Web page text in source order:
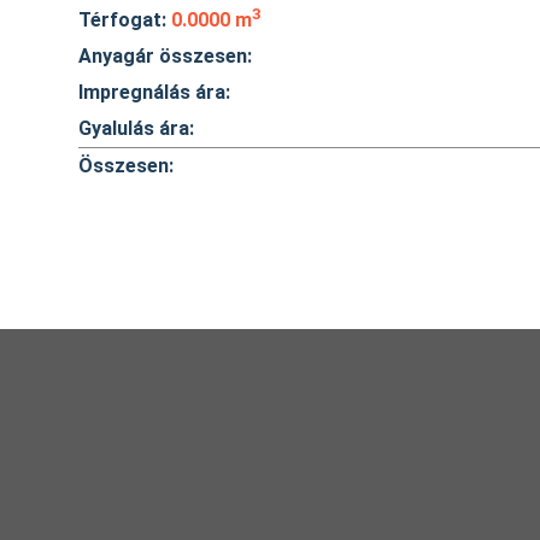
Térfogat: 0.0000 m3
Anyagár összesen:
Impregnálás ára:
Gyalulás ára:
Összesen: